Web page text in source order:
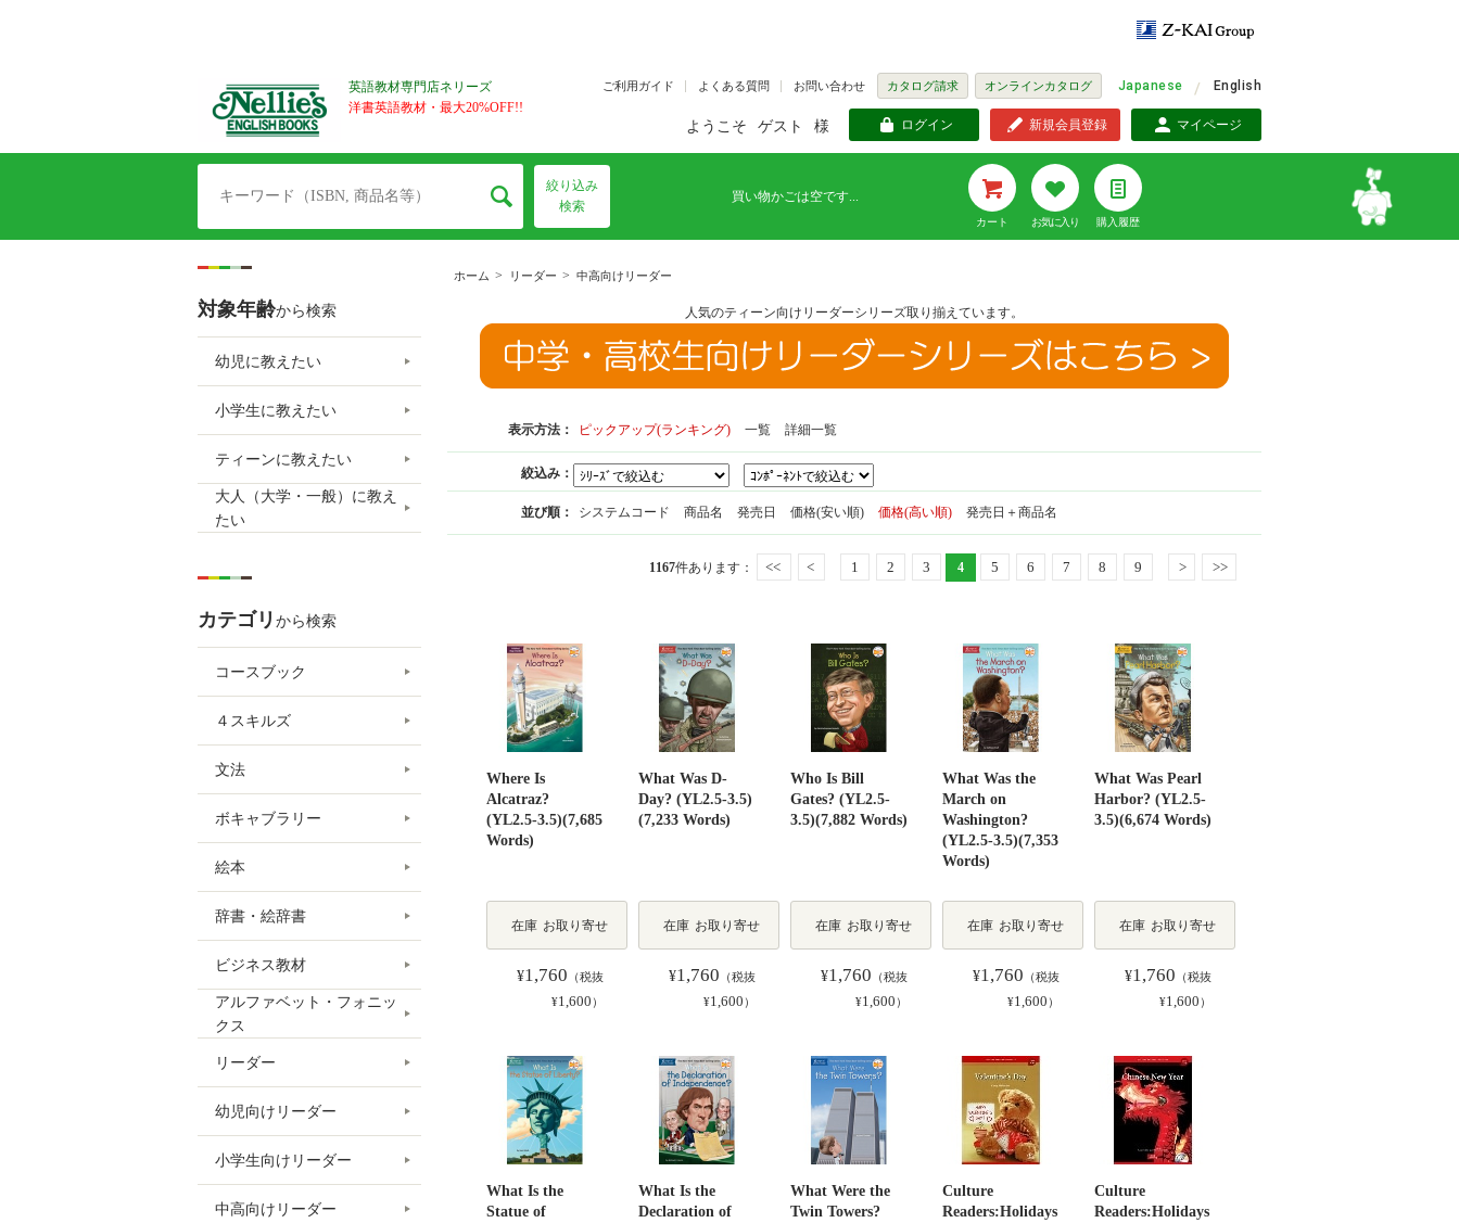
英語教材専門店ネリーズ
洋書英語教材・最大20%OFF!!
ご利用ガイド よくある質問 お問い合わせ カタログ請求 オンラインカタログ Japanese English
ようこそ ゲスト 様 ログイン 新規会員登録 マイページ
絞り込み
検索
買い物かごは空です...
カート お気に入り 購入履歴
ホーム > リーダー > 中高向けリーダー
人気のティーン向けリーダーシリーズ取り揃えています。
表示方法： ピックアップ(ランキング) 一覧 詳細一覧
絞込み：
並び順： システムコード 商品名 発売日 価格(安い順) 価格(高い順) 発売日＋商品名
1167件あります ： << < 1 2 3 4 5 6 7 8 9 > >>
Where Is
Alcatraz?
(YL2.5-3.5)(7,685
Words)
在庫 お取り寄せ
¥1,760 （税抜
¥1,600 ）
What Was D-
Day? (YL2.5-3.5)
(7,233 Words)
在庫 お取り寄せ
¥1,760 （税抜
¥1,600 ）
Who Is Bill
Gates? (YL2.5-
3.5)(7,882 Words)
在庫 お取り寄せ
¥1,760 （税抜
¥1,600 ）
What Was the
March on
Washington?
(YL2.5-3.5)(7,353
Words)
在庫 お取り寄せ
¥1,760 （税抜
¥1,600 ）
What Was Pearl
Harbor? (YL2.5-
3.5)(6,674 Words)
在庫 お取り寄せ
¥1,760 （税抜
¥1,600 ）
What Is the
Statue of
What Is the
Declaration of
What Were the
Twin Towers?
Culture
Readers:Holidays
Culture
Readers:Holidays
対象年齢から検索
幼児に教えたい
小学生に教えたい
ティーンに教えたい
大人（大学・一般）に教え
たい
カテゴリ から検索
コースブック
４スキルズ
文法
ボキャブラリー
絵本
辞書・絵辞書
ビジネス教材
アルファベット・フォニッ
クス
リーダー
幼児向けリーダー
小学生向けリーダー
中高向けリーダー